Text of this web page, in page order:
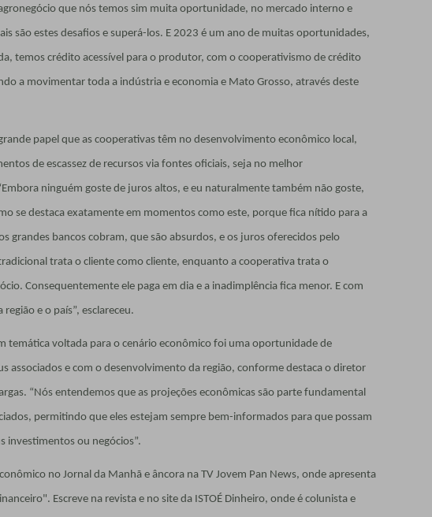
que nós temos sim muita oportunidade, no mercado interno e
são estes desafios e superá-los. E 2023 é um ano de muitas oportunidades,
temos crédito acessível para o produtor, com o cooperativismo de crédito
a movimentar toda a indústria e economia e Mato Grosso, através deste
papel que as cooperativas têm no desenvolvimento econômico local,
de escassez de recursos via fontes oficiais, seja no melhor
ninguém goste de juros altos, e eu naturalmente também não goste,
se destaca exatamente em momentos como este, porque fica nítido para a
grandes bancos cobram, que são absurdos, e os juros oferecidos pelo
trata o cliente como cliente, enquanto a cooperativa trata o
Consequentemente ele paga em dia e a inadimplência fica menor. E com
e o país”, esclareceu.
temática voltada para o cenário econômico foi uma oportunidade de
associados e com o desenvolvimento da região, conforme destaca o diretor
“Nós entendemos que as projeções econômicas são parte fundamental
permitindo que eles estejam sempre bem-informados para que possam
investimentos ou negócios”.
no Jornal da Manhã e âncora na TV Jovem Pan News, onde apresenta
Escreve na revista e no site da ISTOÉ Dinheiro, onde é colunista e